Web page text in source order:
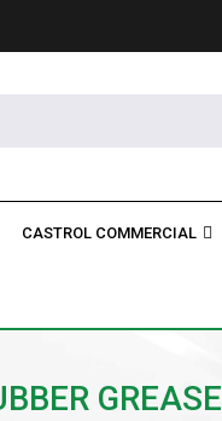
CASTROL COMMERCIAL